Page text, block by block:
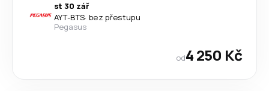
st 30 zář
AYT-BTS· bez přestupu
Pegasus
od4 250 Kč